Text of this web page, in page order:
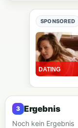
SPONSORED
Ergebnis
Noch kein Ergebnis